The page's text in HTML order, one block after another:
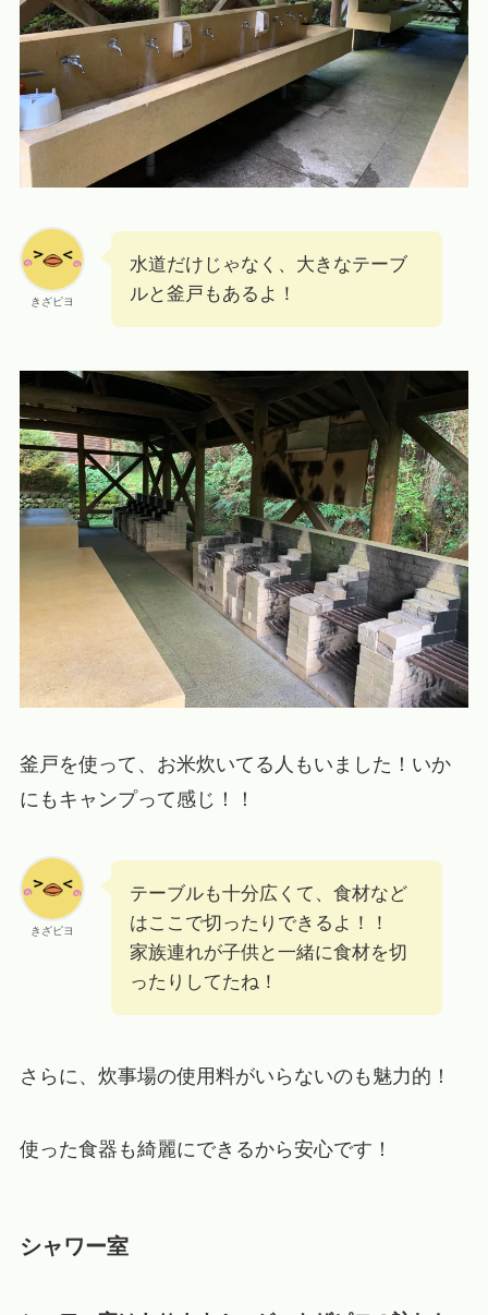
きざピヨ
水道だけじゃなく、大きなテーブ
ルと釜戸もあるよ！
釜戸を使って、お米炊いてる人もいました！いか
にもキャンプって感じ！！
きざピヨ
テーブルも十分広くて、食材など
はここで切ったりできるよ！！
家族連れが子供と一緒に食材を切
ったりしてたね！
さらに、炊事場の使用料がいらないのも魅力的！
使った食器も綺麗にできるから安心です！
シャワー室